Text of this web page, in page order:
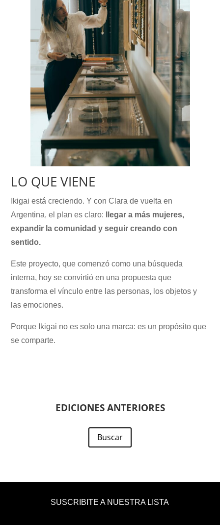
LO QUE VIENE
Ikigai está creciendo. Y con Clara de vuelta en
Argentina, el plan es claro:
llegar a más mujeres,
expandir la comunidad y seguir creando con
sentido.
Este proyecto, que comenzó como una búsqueda
interna, hoy se convirtió en una propuesta que
transforma el vínculo entre las personas, los objetos y
las emociones.
Porque Ikigai no es solo una marca: es un propósito que
se comparte.
EDICIONES ANTERIORES
Buscar
SUSCRIBITE A NUESTRA LISTA